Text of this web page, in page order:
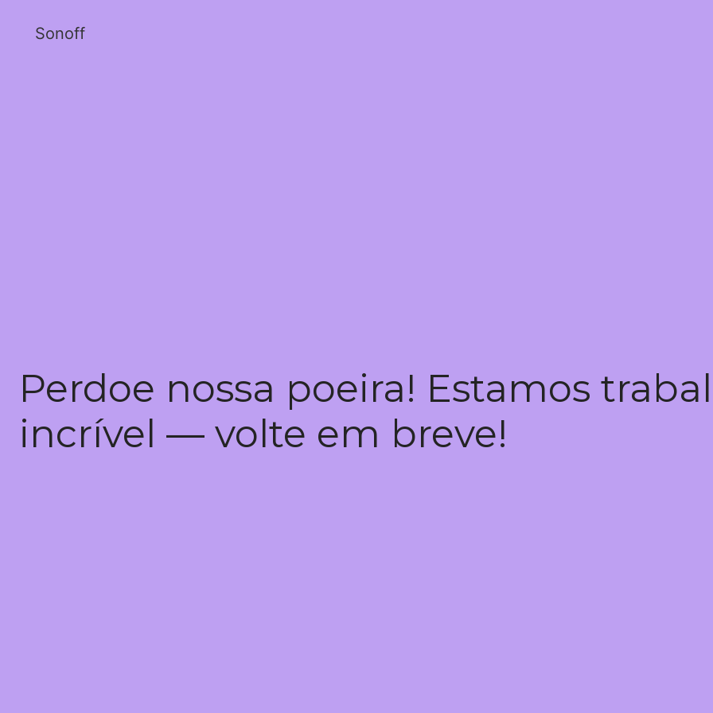
Sonoff
Perdoe nossa poeira! Estamos
incrível — volte em breve!